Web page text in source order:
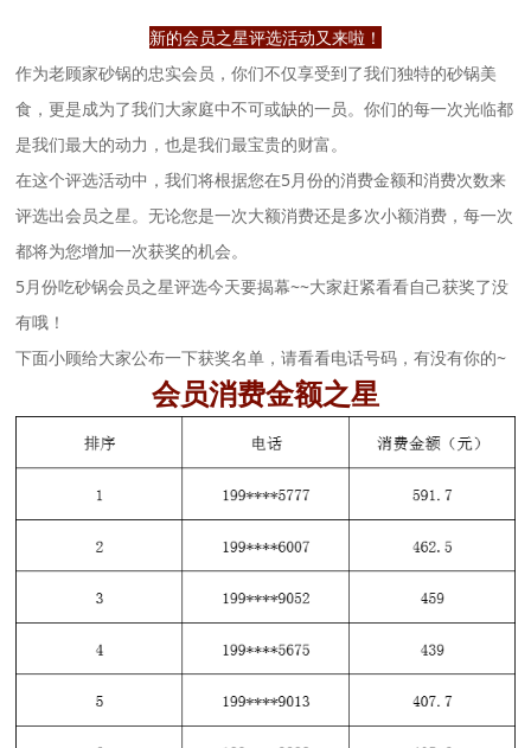
新的会员之星评选活动又来啦！
作为老顾家砂锅的忠实会员，你们不仅享受到了我们独特的砂锅美
食，更是成为了我们大家庭中不可或缺的一员。你们的每一次光临都
是我们最大的动力，也是我们最宝贵的财富。
在这个评选活动中，我们将根据您在5月份的消费金额和消费次数来
评选出会员之星。无论您是一次大额消费还是多次小额消费，每一次
都将为您增加一次获奖的机会。
5月份吃砂锅会员之星评选今天要揭幕~~大家赶紧看看自己获奖了没
有哦 ！
下面小顾给大家公布一下获奖名单，请看看电话号码，有没有你的~
会员消费金额之星